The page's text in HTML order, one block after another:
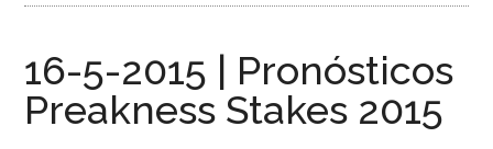
16-5-2015 | Pronósticos
Preakness Stakes 2015